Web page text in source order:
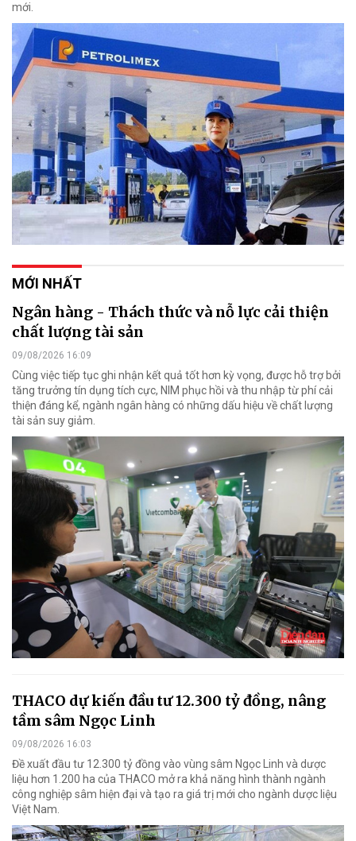
mới.
MỚI NHẤT
Ngân hàng - Thách thức và nỗ lực cải thiện
chất lượng tài sản
09/08/2026 16:09
Cùng việc tiếp tục ghi nhận kết quả tốt hơn kỳ vọng, được hỗ trợ bởi
tăng trưởng tín dụng tích cực, NIM phục hồi và thu nhập từ phí cải
thiện đáng kể, ngành ngân hàng có những dấu hiệu về chất lượng
tài sản suy giảm.
THACO dự kiến đầu tư 12.300 tỷ đồng, nâng
tầm sâm Ngọc Linh
09/08/2026 16:03
Đề xuất đầu tư 12.300 tỷ đồng vào vùng sâm Ngọc Linh và dược
liệu hơn 1.200 ha của THACO mở ra khả năng hình thành ngành
công nghiệp sâm hiện đại và tạo ra giá trị mới cho ngành dược liệu
Việt Nam.